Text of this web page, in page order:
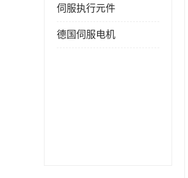
伺服执行元件
德国伺服电机